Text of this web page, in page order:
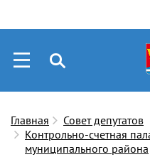
Главная
Совет депутатов
Контрольно-счетная
муниципального района